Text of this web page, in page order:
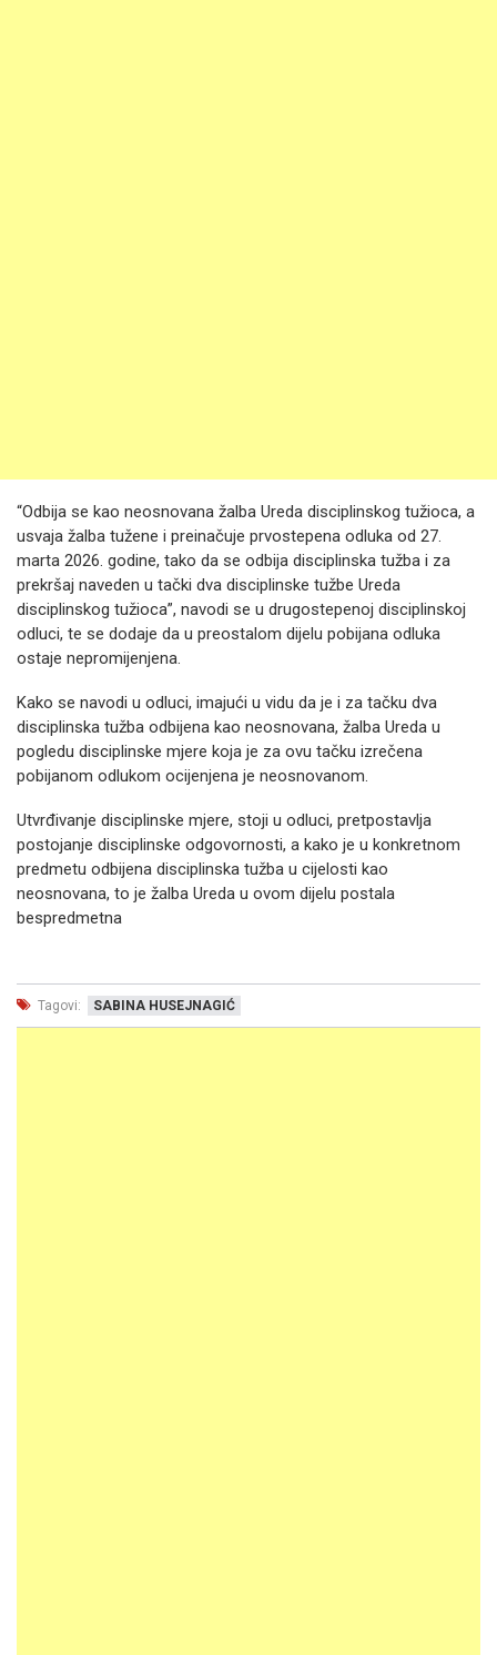
“Odbija se kao neosnovana žalba Ureda disciplinskog tužioca, a
usvaja žalba tužene i preinačuje prvostepena odluka od 27.
marta 2026. godine, tako da se odbija disciplinska tužba i za
prekršaj naveden u tački dva disciplinske tužbe Ureda
disciplinskog tužioca”, navodi se u drugostepenoj disciplinskoj
odluci, te se dodaje da u preostalom dijelu pobijana odluka
ostaje nepromijenjena.
Kako se navodi u odluci, imajući u vidu da je i za tačku dva
disciplinska tužba odbijena kao neosnovana, žalba Ureda u
pogledu disciplinske mjere koja je za ovu tačku izrečena
pobijanom odlukom ocijenjena je neosnovanom.
Utvrđivanje disciplinske mjere, stoji u odluci, pretpostavlja
postojanje disciplinske odgovornosti, a kako je u konkretnom
predmetu odbijena disciplinska tužba u cijelosti kao
neosnovana, to je žalba Ureda u ovom dijelu postala
bespredmetna
Tagovi: SABINA HUSEJNAGIĆ